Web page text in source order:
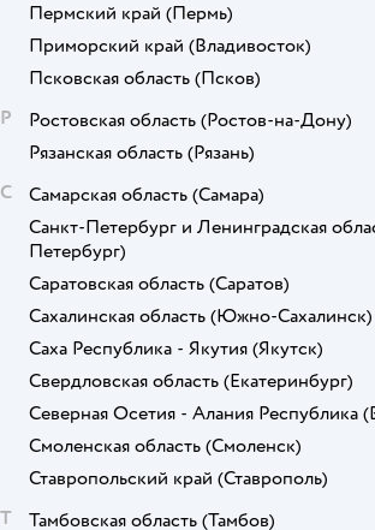
Пермский край (Пермь)
Приморский край (Владивосток)
Псковская область (Псков)
Р
Ростовская область (Ростов-на-Дону)
Рязанская область (Рязань)
С
Самарская область (Самара)
Санкт-Петербург и Ленинградская
Петербург)
Саратовская область (Саратов)
Сахалинская область (Южно-Сахалинск)
Саха Республика - Якутия (Якутск)
Свердловская область (Екатеринбург)
Северная Осетия - Алания Республика
Смоленская область (Смоленск)
Ставропольский край (Ставрополь)
Т
Тамбовская область (Тамбов)